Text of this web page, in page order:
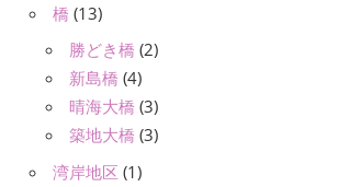
橋 (13)
勝どき橋 (2)
新島橋 (4)
晴海大橋 (3)
築地大橋 (3)
湾岸地区 (1)